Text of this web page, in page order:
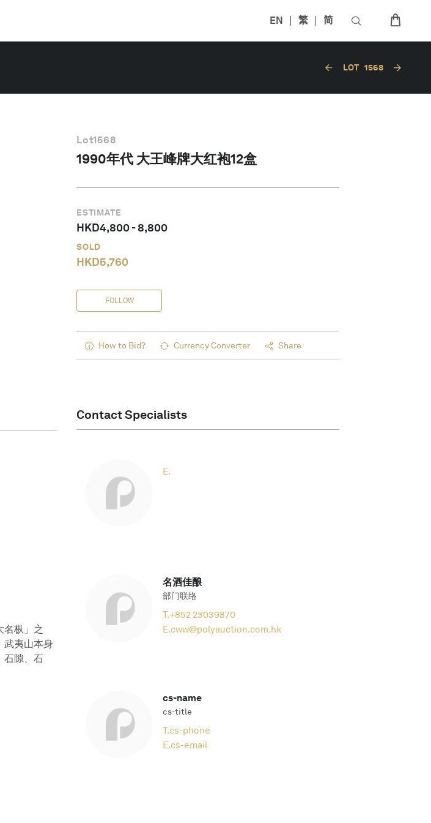
EN 繁 简
LOT 1568
Lot1568
1990年代 大王峰牌大红袍12盒
ESTIMATE
HKD4,800-8,800
SOLD
HKD5,760
FOLLOW
How to Bid? Currency Converter Share
名枞」之
武夷山本身
石隙、石
Contact Specialists
E.
名酒佳酿
部门联络
T.+852 23039870
E.cww@polyauction.com.hk
cs-name
cs-title
T.cs-phone
E.cs-email